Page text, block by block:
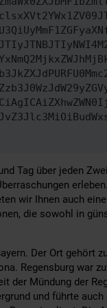
Tag über jeden
wir Ihnen auch
die sowohl in
Der Ort gehört
Regensburg war
Mündung der
und führte